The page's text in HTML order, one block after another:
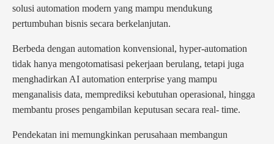
solusi automation modern yang mampu mendukung
pertumbuhan bisnis secara berkelanjutan.
Berbeda dengan automation konvensional, hyper-automation
tidak hanya mengotomatisasi pekerjaan berulang, tetapi juga
menghadirkan AI automation enterprise yang mampu
menganalisis data, memprediksi kebutuhan operasional, hingga
membantu proses pengambilan keputusan secara real- time.
Pendekatan ini memungkinkan perusahaan membangun